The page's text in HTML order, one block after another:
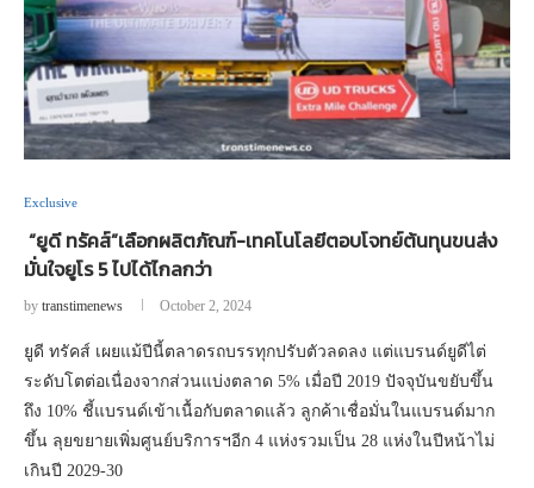
Exclusive
“ยูดี ทรัคส์”เลือกผลิตภัณฑ์-เทคโนโลยีตอบโจทย์ต้นทุนขนส่ง
มั่นใจยูโร 5 ไปได้ไกลกว่า
by transtimenews October 2, 2024
ยูดี ทรัคส์ เผยแม้ปีนี้ตลาดรถบรรทุกปรับตัวลดลง แต่แบรนด์ยูดีไต่
ระดับโตต่อเนื่องจากส่วนแบ่งตลาด 5% เมื่อปี 2019 ปัจจุบันขยับขึ้น
ถึง 10% ชี้แบรนด์เข้าเนื้อกับตลาดแล้ว ลูกค้าเชื่อมั่นในแบรนด์มาก
ขึ้น ลุยขยายเพิ่มศูนย์บริการฯอีก 4 แห่งรวมเป็น 28 แห่งในปีหน้าไม่
เกินปี 2029-30